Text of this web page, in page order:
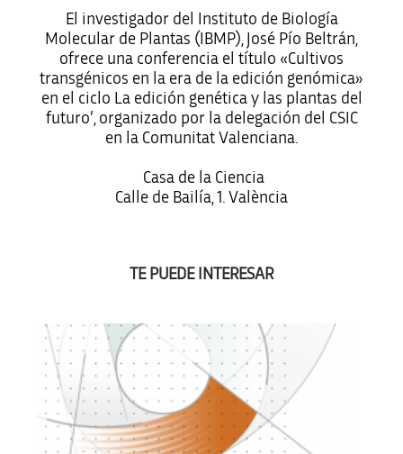
El investigador del Instituto de Biología
Molecular de Plantas (IBMP), José Pío Beltrán,
ofrece una conferencia el título «Cultivos
transgénicos en la era de la edición genómica»
en el ciclo La edición genética y las plantas del
futuro’, organizado por la delegación del CSIC
en la Comunitat Valenciana.
Casa de la Ciencia
Calle de Bailía, 1. València
TE PUEDE INTERESAR